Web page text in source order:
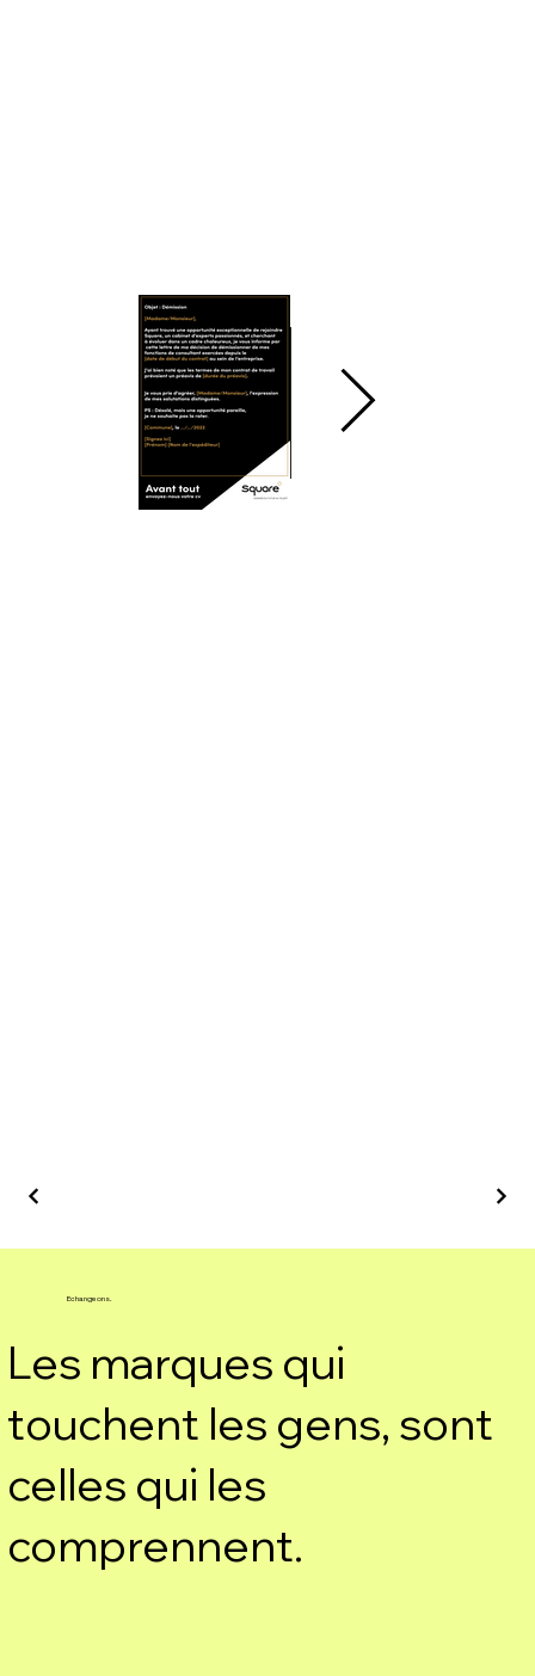
Echangeons.
Les marques qui
touchent les gens, sont
celles qui les
comprennent.